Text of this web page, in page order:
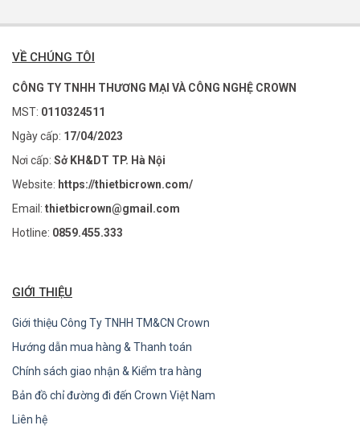
VỀ CHÚNG TÔI
CÔNG TY TNHH THƯƠNG MẠI VÀ CÔNG NGHỆ CROWN
MST: 0110324511
Ngày cấp: 17/04/2023
Nơi cấp: Sở KH&DT TP. Hà Nội
Website: https://thietbicrown.com/
Email: thietbicrown@gmail.com
Hotline: 0859.455.333
GIỚI THIỆU
Giới thiệu Công Ty TNHH TM&CN Crown
Hướng dẫn mua hàng & Thanh toán
Chính sách giao nhận & Kiểm tra hàng
Bản đồ chỉ đường đi đến Crown Việt Nam
Liên hệ